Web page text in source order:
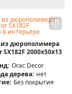
из дюрополимера
SX182F 2000х50х13
Orac Decor
дерева: нет
Без покрытия